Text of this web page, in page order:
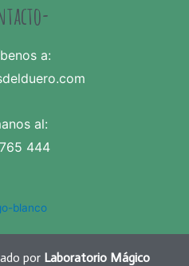
a:
al:
444
por Laboratorio Mágico